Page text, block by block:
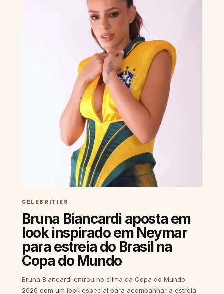
CELEBRITIES
Bruna Biancardi aposta em
look inspirado em Neymar
para estreia do Brasil na
Copa do Mundo
Bruna Biancardi entrou no clima da Copa do Mundo
2026 com um look especial para acompanhar a estreia